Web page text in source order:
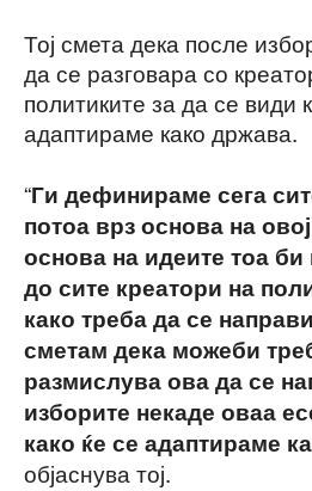
Тој смета дека после
да се разговара со
политиките за да се види
адаптираме како држава.
“Ги дефинираме сега
потоа врз основа на
основа на идеите тоа би
до сите креатори на
како треба да се
сметам дека можеби
размислува ова да се
изборите некаде оваа
како ќе се адаптираме
објаснува тој.